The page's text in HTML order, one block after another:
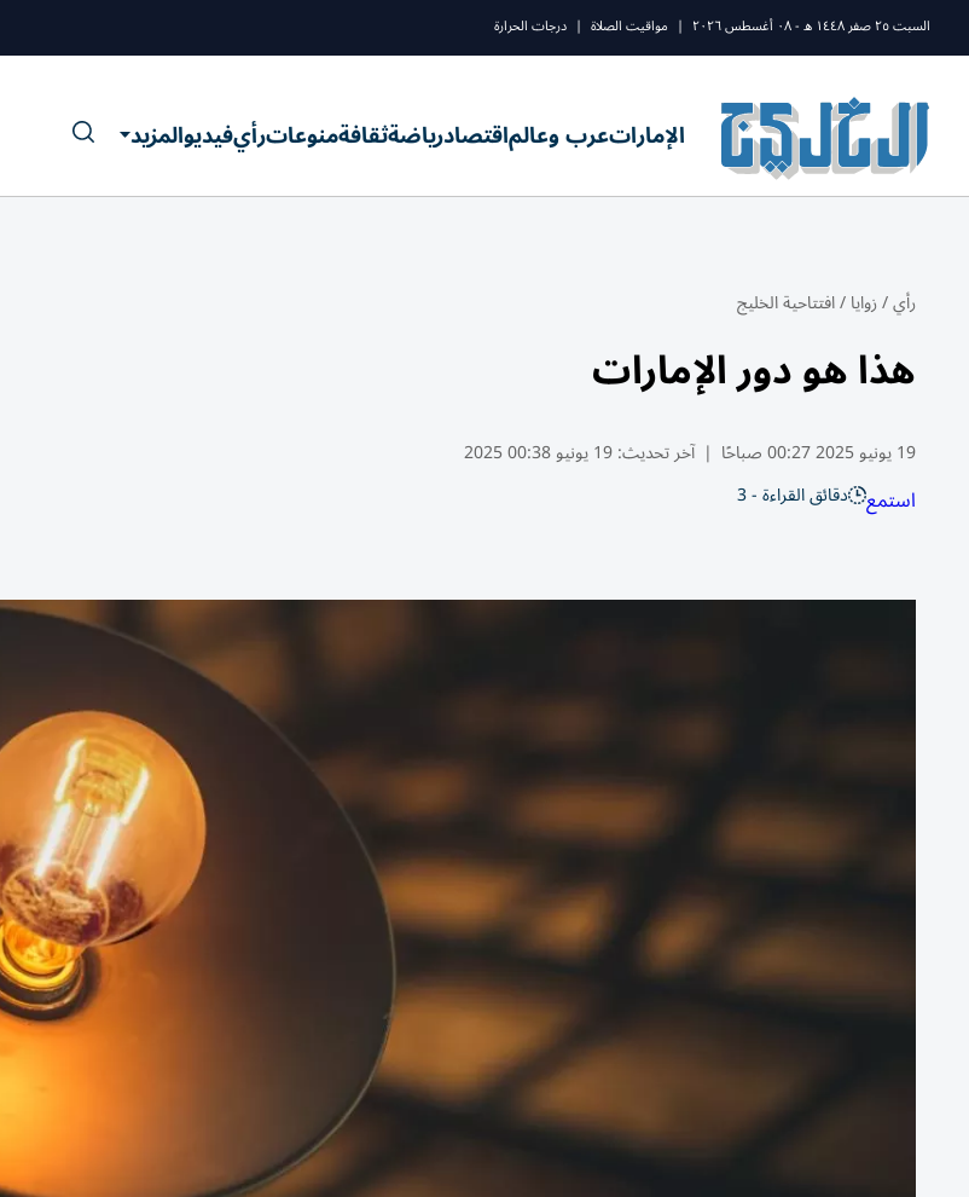
السبت ٢٥ صفر ١٤٤٨ ه - ٠٨ أغسطس ٢٠٢٦ | مواقيت الصلاة | درجات الحرارة
الإماراتعرب وعالماقتصادرياضةثقافةمنوعاترأيفيديوالمزيد
رأي/زوايا/افتتاحية الخليج
هذا هو دور الإمارات
19 يونيو 2025 00:27 صباحًا | آخر تحديث:19 يونيو 00:38 2025
استمع دقائق القراءة - 3